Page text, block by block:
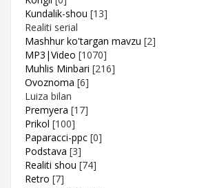
Kundalik-shou [13]
Realiti serial
Mashhur ko'targan mavzu [2]
MP3|Video [1070]
Muhlis Minbari [216]
Ovoznoma [6]
Luiza bilan
Premyera [17]
Prikol [100]
Paparacci-ppc [0]
Podstava [3]
Realiti shou [74]
Retro [7]